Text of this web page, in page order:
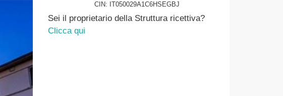
CIN: IT050029A1C6HSEGBJ
Sei il proprietario della Struttura ricettiva?
Clicca qui